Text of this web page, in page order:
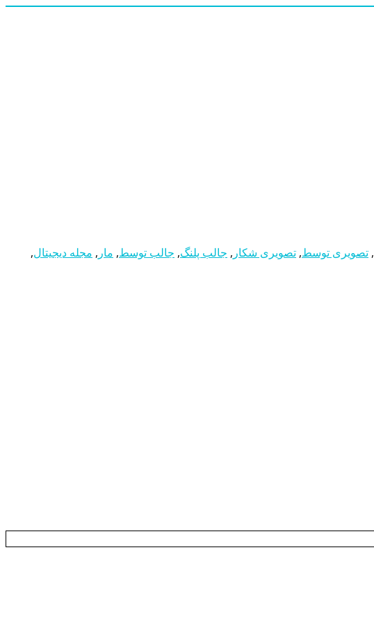
, تصویری توسط, تصویری شکار , جالب پلنگ, جالب توسط, مار , مجله دیجیتال,